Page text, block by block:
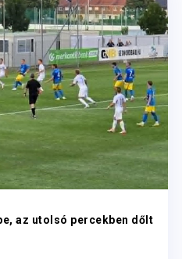
az utolsó percekben dőlt